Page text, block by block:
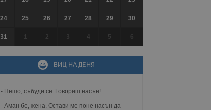
24 25 26 27 28 29 30
31 1 2 3 4 5 6
ВИЦ НА ДЕНЯ
- Пешо, събуди се. Говориш насън!
- Аман бе, жена. Остави ме поне насън да